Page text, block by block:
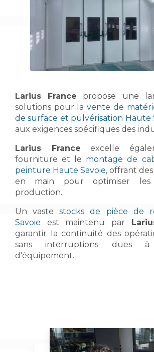
Larius France propose une
solutions pour lavente de
de surface et pulvérisation Haute
aux exigences spécifiques des
Larius France excelle
fourniture et le montage de
peinture Haute Savoie, offrant
en main pour optimiser les
production.
Un vastestocks de pièce de
Savoie est maintenu par
garantir la continuité des
sans interruptions dues
d'équipement.